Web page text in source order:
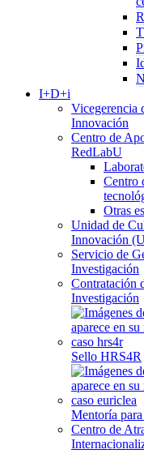
I+D+i
Vicegerencia
Innovación
Centro de
RedLabU
Centro
Otras
Unidad de
Innovación
Servicio de
Investigación
Contratación
Investigación
Sello HRS4R
Mentoría
Centro de